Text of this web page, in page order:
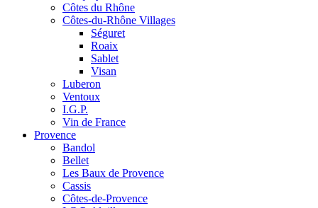
Côtes du Rhône
Côtes-du-Rhône Villages
Séguret
Roaix
Sablet
Visan
Luberon
Ventoux
I.G.P.
Vin de France
Provence
Bandol
Bellet
Les Baux de Provence
Cassis
Côtes-de-Provence